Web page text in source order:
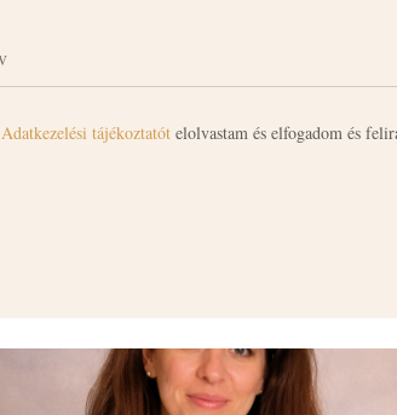
Adatkezelési tájékoztatótelolvastam és elfogadom és